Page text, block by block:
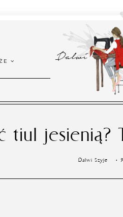
tiul jesienią?
Dalwi Szyje